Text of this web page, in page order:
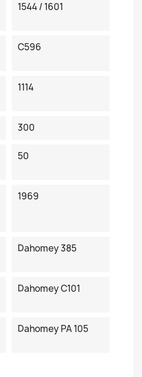
1544 / 1601
C596
1114
300
50
1969
Dahomey 385
Dahomey C101
Dahomey PA 105